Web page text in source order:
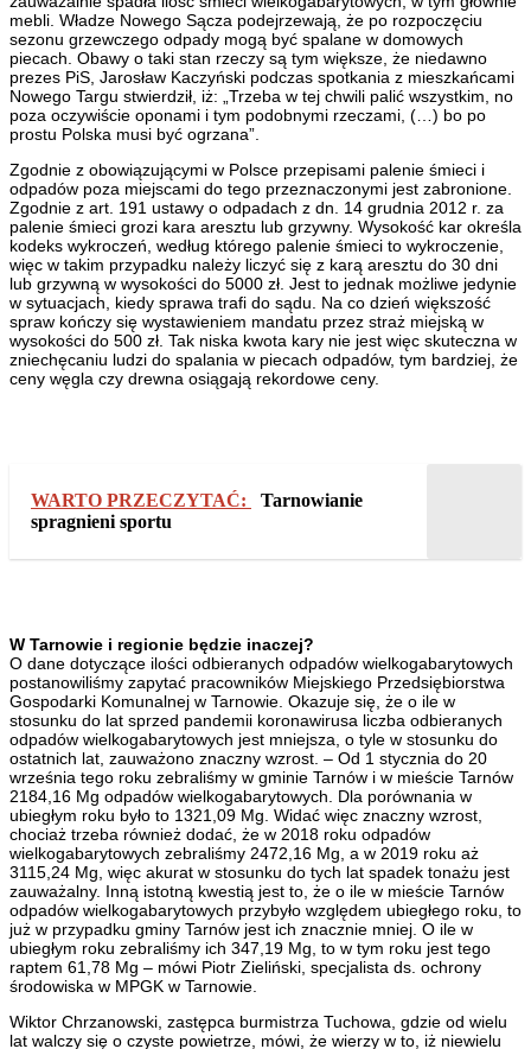
mebli. Władze Nowego Sącza podejrzewają, że po rozpoczęciu
sezonu grzewczego odpady mogą być spalane w domowych
piecach. Obawy o taki stan rzeczy są tym większe, że niedawno
prezes PiS, Jarosław Kaczyński podczas spotkania z mieszkańcami
Nowego Targu stwierdził, iż: „Trzeba w tej chwili palić wszystkim, no
poza oczywiście oponami i tym podobnymi rzeczami, (…) bo po
prostu Polska musi być ogrzana”.
Zgodnie z obowiązującymi w Polsce przepisami palenie śmieci i
odpadów poza miejscami do tego przeznaczonymi jest zabronione.
Zgodnie z art. 191 ustawy o odpadach z dn. 14 grudnia 2012 r. za
palenie śmieci grozi kara aresztu lub grzywny. Wysokość kar określa
kodeks wykroczeń, według którego palenie śmieci to wykroczenie,
więc w takim przypadku należy liczyć się z karą aresztu do 30 dni
lub grzywną w wysokości do 5000 zł. Jest to jednak możliwe jedynie
w sytuacjach, kiedy sprawa trafi do sądu. Na co dzień większość
spraw kończy się wystawieniem mandatu przez straż miejską w
wysokości do 500 zł. Tak niska kwota kary nie jest więc skuteczna w
zniechęcaniu ludzi do spalania w piecach odpadów, tym bardziej, że
ceny węgla czy drewna osiągają rekordowe ceny.
WARTO PRZECZYTAĆ:
Tarnowianie
spragnieni sportu
W Tarnowie i regionie będzie inaczej?
O dane dotyczące ilości odbieranych odpadów wielkogabarytowych
postanowiliśmy zapytać pracowników Miejskiego Przedsiębiorstwa
Gospodarki Komunalnej w Tarnowie. Okazuje się, że o ile w
stosunku do lat sprzed pandemii koronawirusa liczba odbieranych
odpadów wielkogabarytowych jest mniejsza, o tyle w stosunku do
ostatnich lat, zauważono znaczny wzrost. – Od 1 stycznia do 20
września tego roku zebraliśmy w gminie Tarnów i w mieście Tarnów
2184,16 Mg odpadów wielkogabarytowych. Dla porównania w
ubiegłym roku było to 1321,09 Mg. Widać więc znaczny wzrost,
chociaż trzeba również dodać, że w 2018 roku odpadów
wielkogabarytowych zebraliśmy 2472,16 Mg, a w 2019 roku aż
3115,24 Mg, więc akurat w stosunku do tych lat spadek tonażu jest
zauważalny. Inną istotną kwestią jest to, że o ile w mieście Tarnów
odpadów wielkogabarytowych przybyło względem ubiegłego roku, to
już w przypadku gminy Tarnów jest ich znacznie mniej. O ile w
ubiegłym roku zebraliśmy ich 347,19 Mg, to w tym roku jest tego
raptem 61,78 Mg – mówi Piotr Zieliński, specjalista ds. ochrony
środowiska w MPGK w Tarnowie.
Wiktor Chrzanowski, zastępca burmistrza Tuchowa, gdzie od wielu
lat walczy się o czyste powietrze, mówi, że wierzy w to, iż niewielu